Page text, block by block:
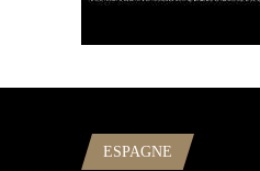
ESPAGNE